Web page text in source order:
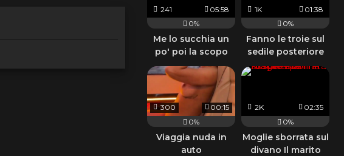
241
05:58
0%
Me lo succhia un
po' poi la scopo
mentre si prova un
costume
1K
01:38
0%
Fanno le troie sul
sedile posteriore
del taxi
300
00:15
0%
Viaggia nuda in
auto
2K
02:35
0%
Moglie sborrata sul
divano Il marito